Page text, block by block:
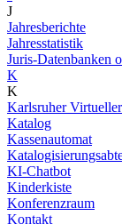
J
Jahresberichte
Jahresstatistik
Juris-Datenbanken
K
K
Karlsruher
Katalog
Kassenautomat
KI-Chatbot
Kinderkiste
Konferenzraum
Kontakt